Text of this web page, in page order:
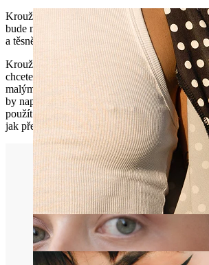
Bradavka
Kroužek má zakroucený design, což by
bude nepohodlný na nošení. Záhyby kroužku
a těsně u sebe, a proto Vás nebudou při
Kroužek je k dispozici v několika velikostech
chcete nenápadný šperk, zvolte si například
malým průměrem. Chcete-li však něco
by například mohlo být vícebarevné
použít na spoustě míst a spoustou způsobů, a
jak přesně chcete aby vypadal.